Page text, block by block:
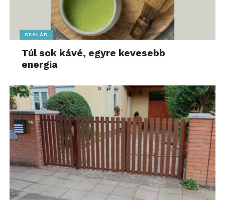
CSALÁD
Túl sok kávé, egyre kevesebb
energia